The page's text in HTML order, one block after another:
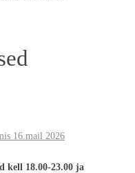
16.mail 2026
kell 18.00-23.00 ja